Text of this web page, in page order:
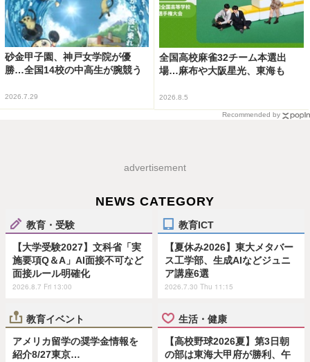
砂金甲子園、神戸女学院が優
勝…全国14校の中高生が腕競う
2026.7.29
全国高校麻雀32チーム本選出
場…麻布や大阪星光、東海も
2026.8.5
Recommended by
advertisement
NEWS CATEGORY
教育・受験
【大学受験2027】文科省「実
施要項Q＆A」AI面接不可など
面接ルール明確化
2026.8.7 Fri 13:00
教育ICT
【夏休み2026】東大メタバー
ス工学部、生成AIなどジュニ
ア講座6選
2026.7.30 Thu 11:15
教育イベント
アメリカ留学の奨学金情報を
紹介8/27東京…
生活・健康
【高校野球2026夏】第3日朝
の部は東海大甲府が勝利、午